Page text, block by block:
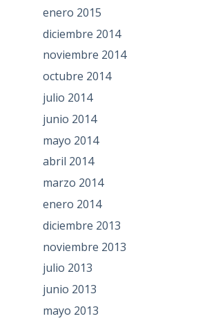
enero 2015
diciembre 2014
noviembre 2014
octubre 2014
julio 2014
junio 2014
mayo 2014
abril 2014
marzo 2014
enero 2014
diciembre 2013
noviembre 2013
julio 2013
junio 2013
mayo 2013